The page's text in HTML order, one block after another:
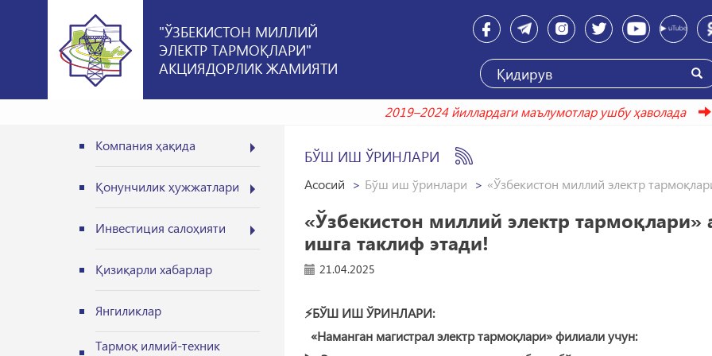
"ЎЗБЕКИСТОН МИЛЛИЙ
ЭЛЕКТР ТАРМОҚЛАРИ"
АКЦИЯДОРЛИК ЖАМИЯТИ
2019–2024 йиллардаги маълумотлар ушбу
Компания ҳақида
Қонунчилик ҳужжатлари
Инвестиция салоҳияти
Қизиқарли хабарлар
Янгиликлар
Тармоқ илмий-техник
БЎШ ИШ ЎРИНЛАРИ
Асосий Бўш иш ўринлари «Ўзбекистон миллий электр
«Ўзбекистон миллий электр
ишга таклиф этади!
21.04.2025
⚡️БЎШ ИШ ЎРИНЛАРИ:
«Наманган магистрал электр тармоқлари» филиали учун: